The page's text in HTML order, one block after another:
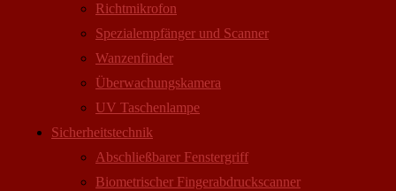
Richtmikrofon
Spezialempfänger und Scanner
Wanzenfinder
Überwachungskamera
UV Taschenlampe
Sicherheitstechnik
Abschließbarer Fenstergriff
Biometrischer Fingerabdruckscanner